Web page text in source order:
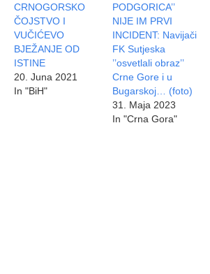
CRNOGORSKO
ČOJSTVO I
VUČIĆEVO
BJEŽANJE OD
ISTINE
20. Juna 2021
In "BiH"
PODGORICA’’
NIJE IM PRVI
INCIDENT: Navijači
FK Sutjeska
’’osvetlali obraz’’
Crne Gore i u
Bugarskoj… (foto)
31. Maja 2023
In "Crna Gora"